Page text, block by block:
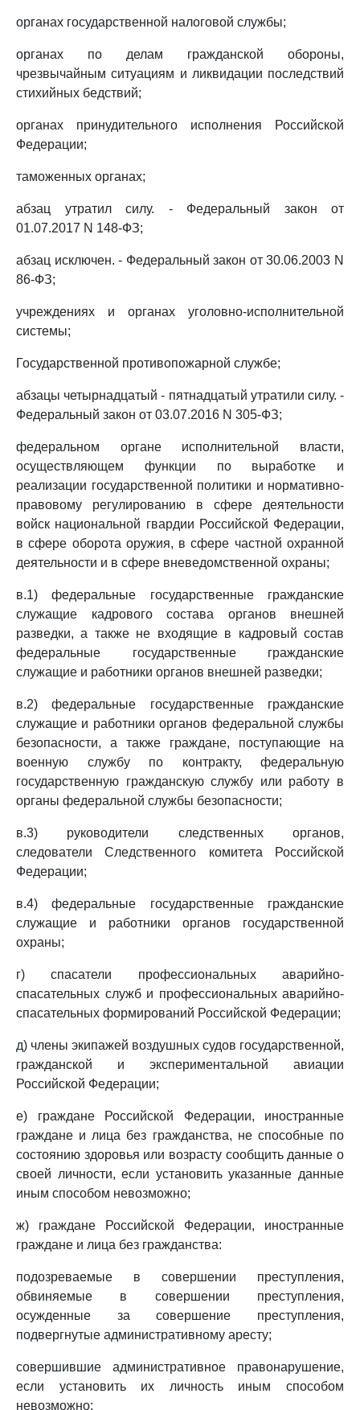
органах государственной налоговой службы;
органах по делам гражданской обороны,
чрезвычайным ситуациям и ликвидации последствий
стихийных бедствий;
органах принудительного исполнения Российской
Федерации;
таможенных органах;
абзац утратил силу. - Федеральный закон от
01.07.2017 N 148-ФЗ;
абзац исключен. - Федеральный закон от 30.06.2003 N
86-ФЗ;
учреждениях и органах уголовно-исполнительной
системы;
Государственной противопожарной службе;
абзацы четырнадцатый - пятнадцатый утратили силу. -
Федеральный закон от 03.07.2016 N 305-ФЗ;
федеральном органе исполнительной власти,
осуществляющем функции по выработке и
реализации государственной политики и нормативно-
правовому регулированию в сфере деятельности
войск национальной гвардии Российской Федерации,
в сфере оборота оружия, в сфере частной охранной
деятельности и в сфере вневедомственной охраны;
в.1) федеральные государственные гражданские
служащие кадрового состава органов внешней
разведки, а также не входящие в кадровый состав
федеральные государственные гражданские
служащие и работники органов внешней разведки;
в.2) федеральные государственные гражданские
служащие и работники органов федеральной службы
безопасности, а также граждане, поступающие на
военную службу по контракту, федеральную
государственную гражданскую службу или работу в
органы федеральной службы безопасности;
в.3) руководители следственных органов,
следователи Следственного комитета Российской
Федерации;
в.4) федеральные государственные гражданские
служащие и работники органов государственной
охраны;
г) спасатели профессиональных аварийно-
спасательных служб и профессиональных аварийно-
спасательных формирований Российской Федерации;
д) члены экипажей воздушных судов государственной,
гражданской и экспериментальной авиации
Российской Федерации;
е) граждане Российской Федерации, иностранные
граждане и лица без гражданства, не способные по
состоянию здоровья или возрасту сообщить данные о
своей личности, если установить указанные данные
иным способом невозможно;
ж) граждане Российской Федерации, иностранные
граждане и лица без гражданства:
подозреваемые в совершении преступления,
обвиняемые в совершении преступления,
осужденные за совершение преступления,
подвергнутые административному аресту;
совершившие административное правонарушение,
если установить их личность иным способом
невозможно;